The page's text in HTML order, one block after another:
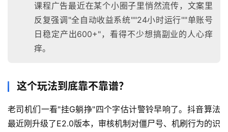
课程广告最近在某个小圈子里悄然流传，文案里
反复强调"全自动收益系统""24小时运行""单账号
日稳定产出600+"，看得不少想搞副业的人心痒
痒。
这个玩法到底靠不靠谱？
老司机们一看"挂G躺挣"四个字估计警铃早响了。抖音算法
最近刚升级了E2.0版本，审核机制对僵尸号、机刷行为的识